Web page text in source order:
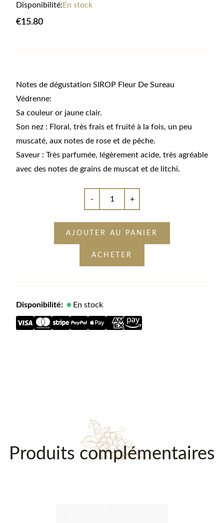
Disponibilité: En stock
€15.80
Notes de dégustation SIROP Fleur De Sureau
Védrenne:
Sa couleur or jaune clair.
Son nez : Floral, très frais et fruité à la fois, un peu
muscaté, aux notes de rose et de pêche.
Saveur : Très parfumée, légèrement acide, très agréable
avec des notes de grains de muscat et de litchi.
- +
AJOUTER AU PANIER
ACHETER
Disponibilité: En stock
Produits complémentaires